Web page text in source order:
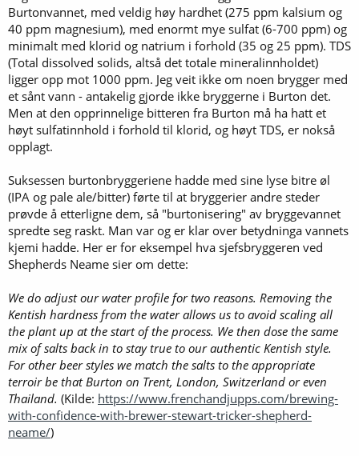
Burtonvannet, med veldig høy hardhet (275 ppm kalsium og
40 ppm magnesium), med enormt mye sulfat (6-700 ppm) og
minimalt med klorid og natrium i forhold (35 og 25 ppm). TDS
(Total dissolved solids, altså det totale mineralinnholdet)
ligger opp mot 1000 ppm. Jeg veit ikke om noen brygger med
et sånt vann - antakelig gjorde ikke bryggerne i Burton det.
Men at den opprinnelige bitteren fra Burton må ha hatt et
høyt sulfatinnhold i forhold til klorid, og høyt TDS, er nokså
opplagt.
Suksessen burtonbryggeriene hadde med sine lyse bitre øl
(IPA og pale ale/bitter) førte til at bryggerier andre steder
prøvde å etterligne dem, så "burtonisering" av bryggevannet
spredte seg raskt. Man var og er klar over betydninga vannets
kjemi hadde. Her er for eksempel hva sjefsbryggeren ved
Shepherds Neame sier om dette:
We do adjust our water profile for two reasons. Removing the
Kentish hardness from the water allows us to avoid scaling all
the plant up at the start of the process. We then dose the same
mix of salts back in to stay true to our authentic Kentish style.
For other beer styles we match the salts to the appropriate
terroir be that Burton on Trent, London, Switzerland or even
Thailand. (Kilde: https://www.frenchandjupps.com/brewing-
with-confidence-with-brewer-stewart-tricker-shepherd-
neame/)